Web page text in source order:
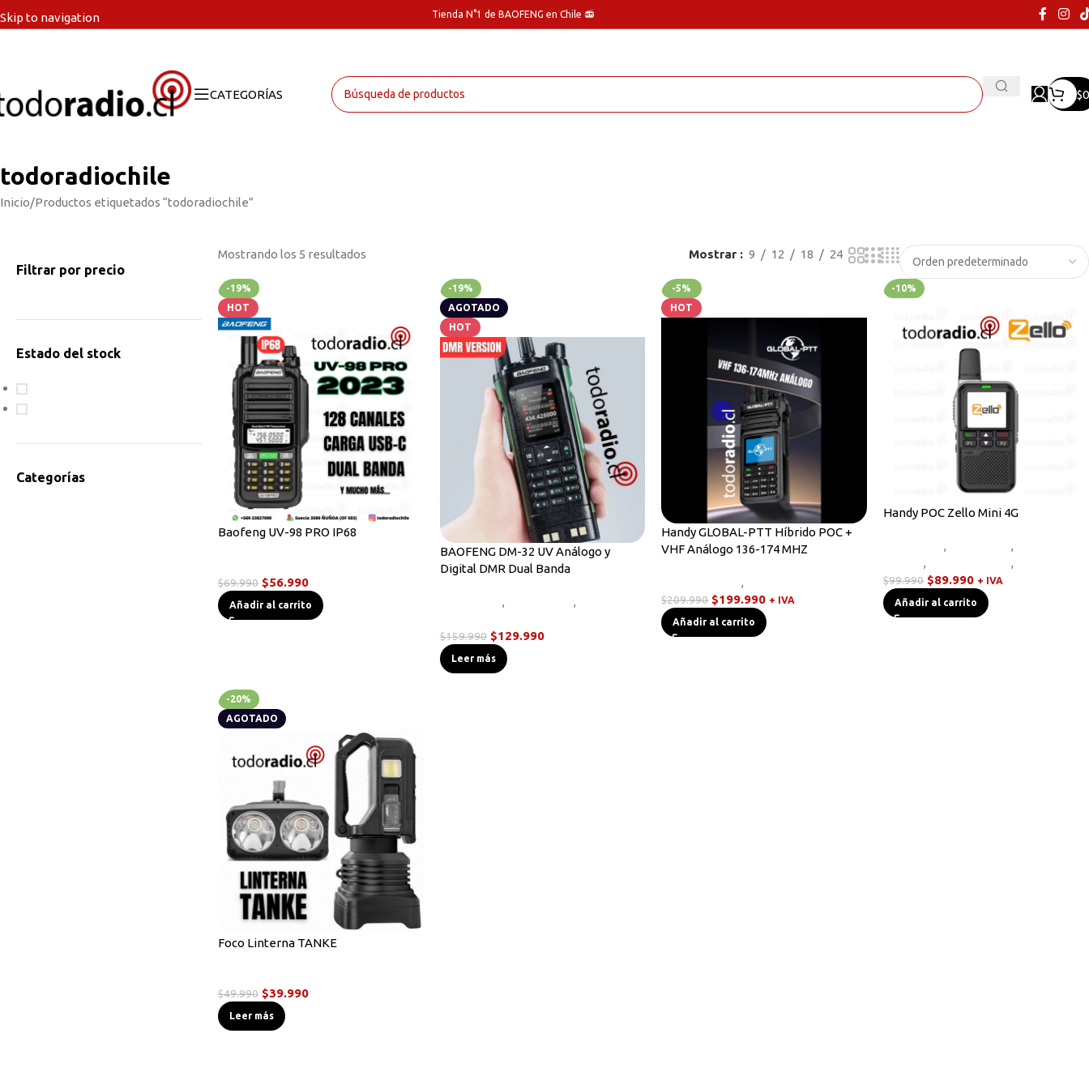
Skip to navigation
Tienda N°1 de BAOFENG en Chile 📻
CATEGORÍAS $0
todoradiochile
Inicio Productos etiquetados “todoradiochile”
Filtrar por precio
Estado del stock
Categorías
Mostrando los 5 resultados Mostrar 9 12 18 24
-19%
HOT
Baofeng UV-98 PRO IP68
$69.990 $56.990
Añadir al carrito
-19%
AGOTADO
HOT
BAOFENG DM-32 UV Análogo y
Digital DMR Dual Banda
, ,
$159.990 $129.990
Leer más
-5%
HOT
Handy GLOBAL-PTT Híbrido POC +
VHF Análogo 136-174 MHZ
Radios Handys,
$209.990 $199.990 + IVA
Añadir al carrito
-10%
Handy POC Zello Mini 4G
Equipos HF, Novedades,
Handys, Sin categorizar,
$99.990 $89.990 + IVA
Añadir al carrito
-20%
AGOTADO
Foco Linterna TANKE
$49.990 $39.990
Leer más